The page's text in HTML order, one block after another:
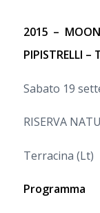
2015 –
PIPISTRELLI
Sabato 19
RISERVA
Terracina (Lt)
Programma